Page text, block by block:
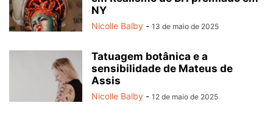
NY
Nicolle Balby - 13 de maio de 2025
Tatuagem botânica e a
sensibilidade de Mateus de
Assis
Nicolle Balby - 12 de maio de 2025